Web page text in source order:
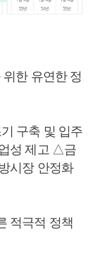
한 유연한 정
구축 및 입주
성 제고 △금
시장 안정화
적극적 정책